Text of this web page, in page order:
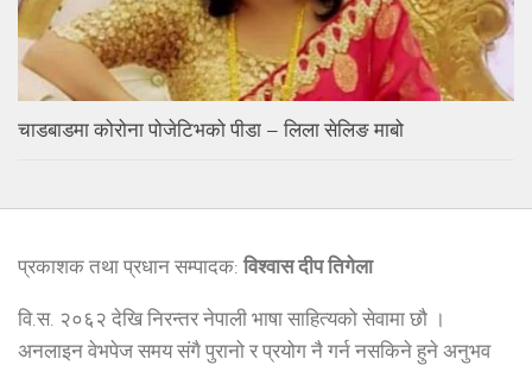
चाडबाडमा कोरोना पोजेटिभको पीडा – लिला सेलिङ माबो
प्रकाशक तथा प्रधान सम्पादक:विश्वास दीप तिगेला
वि.स. २०६२ देखि निरन्तर नेपाली भाषा साहित्यको सेवामा छौ ।
अनलाइन वेभपेज समय संगै पुरानो र प्रयोग नै गर्न नसकिने हुने अनुभव